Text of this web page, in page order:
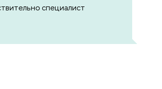
специалист